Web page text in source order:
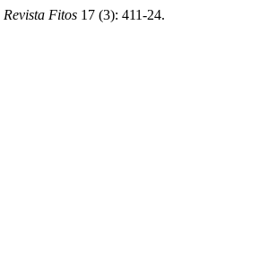
Revista Fitos 17 (3): 411-24.